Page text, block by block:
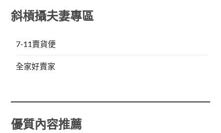
斜槓攝夫妻專區
7-11賣貨便
全家好賣家
優質內容推薦